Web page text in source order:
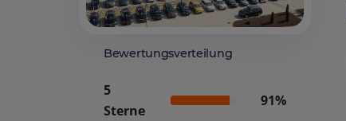
Bewertungsverteilung
5
Sterne
91%